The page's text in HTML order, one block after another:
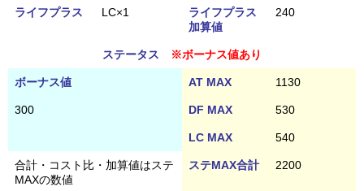
ライフプラス LC×1
ライフプラス
加算値
240
ステータス ※ボーナス値あり
ボーナス値 AT MAX 1130
300 DF MAX 530
LC MAX 540
合計・コスト比・加算値はステ
MAXの数値
ステMAX合計 2200